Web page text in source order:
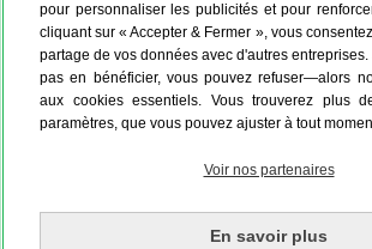
pour personnaliser les publicités et pour
cliquant sur « Accepter & Fermer », vous
partage de vos données avec d'autres
pas en bénéficier, vous pouvez refuser—alors
aux cookies essentiels. Vous trouverez plus
paramètres, que vous pouvez ajuster à tout
Voir nos partenaires
En savoir plus
Une déco murale avec
qu’un jeu d’enfant ! Voici les trois
imprimer votre photo ;
encadrer ;
positionner votre passe-partout.